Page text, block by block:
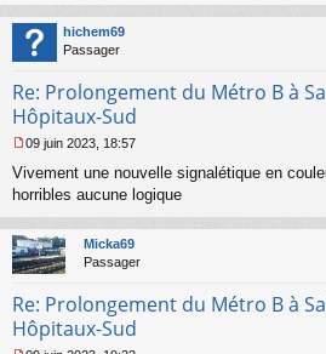
hichem69
Passager
Re: Prolongement du Métro B à
Hôpitaux-Sud
e
s
a
g
e
o
n
09 juin 2023, 18:57
Vivement une nouvelle signalétique en
horribles aucune logique
Micka69
Passager
Re: Prolongement du Métro B à
Hôpitaux-Sud